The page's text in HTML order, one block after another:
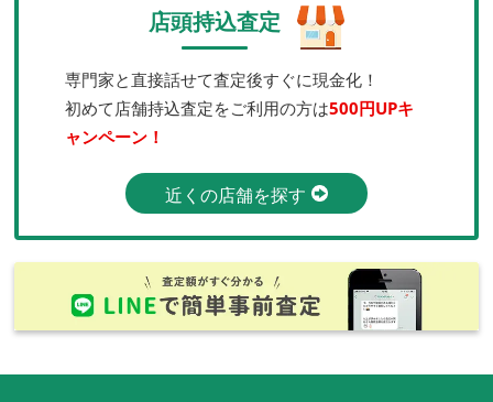
店頭持込査定
専門家と直接話せて査定後すぐに現金化！
初めて店舗持込査定をご利用の方は500円UPキ
ャンペーン！
近くの店舗を探す